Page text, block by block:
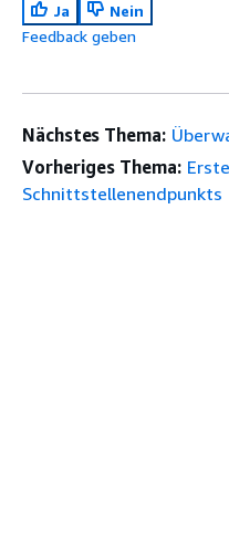
Ja
Nein
Feedback geben
Nächstes Thema:
Vorheriges Thema:
Schnittstellenendpunkts